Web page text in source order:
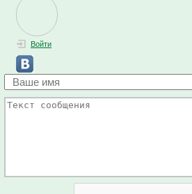
Войти